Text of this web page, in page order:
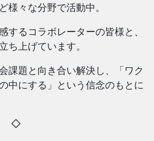
様々な分野で活動中。
するコラボレーターの皆様と、
ち上げています。
課題と向き合い解決し、「ワク
中にする」という信念のもとに
◇